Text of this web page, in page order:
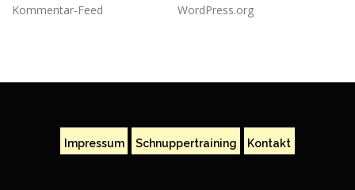
Kommentar-Feed
WordPress.org
Impressum Schnuppertraining Kontakt